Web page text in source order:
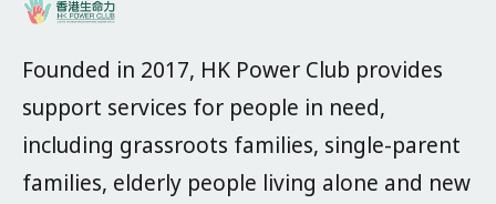
Founded in 2017, HK Power Club provides
support services for people in need,
including grassroots families, single-parent
families, elderly people living alone and new